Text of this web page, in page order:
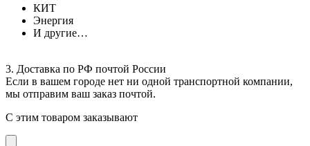
КИТ
Энергия
И другие…
3. Доставка по РФ почтой России
Если в вашем городе нет ни одной транспортной компании,
мы отправим ваш заказ почтой.
С этим товаром заказывают